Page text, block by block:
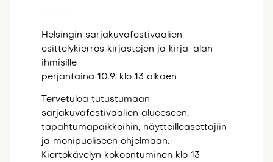
———-
Helsingin sarjakuvafestivaalien
esittelykierros kirjastojen ja kirja-alan
ihmisille
perjantaina 10.9. klo 13 alkaen
Tervetuloa tutustumaan
sarjakuvafestivaalien alueeseen,
tapahtumapaikkoihin, näytteilleasettajiin
ja monipuoliseen ohjelmaan.
Kiertokävelyn kokoontuminen klo 13